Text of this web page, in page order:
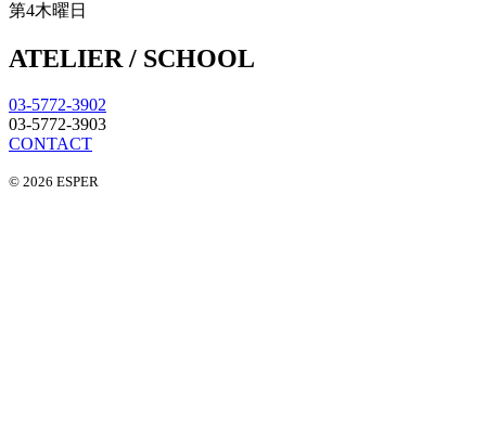
第4木曜日
ATELIER / SCHOOL
03-5772-3902
03-5772-3903
CONTACT
© 2026 ESPER